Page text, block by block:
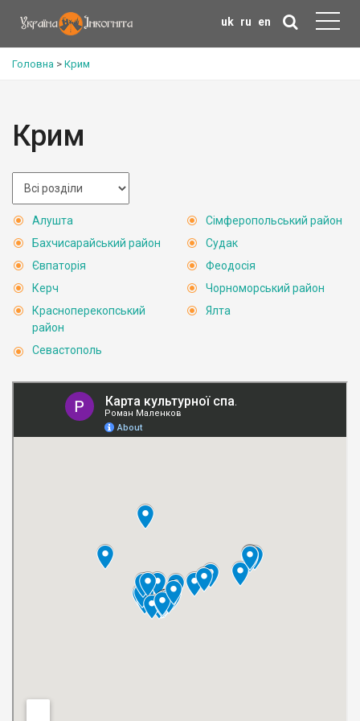
uk ru en
Головна > Крим
Крим
Алушта
Бахчисарайський район
Євпаторія
Керч
Красноперекопський
район
Севастополь
Сімферопольський район
Судак
Феодосія
Чорноморський район
Ялта